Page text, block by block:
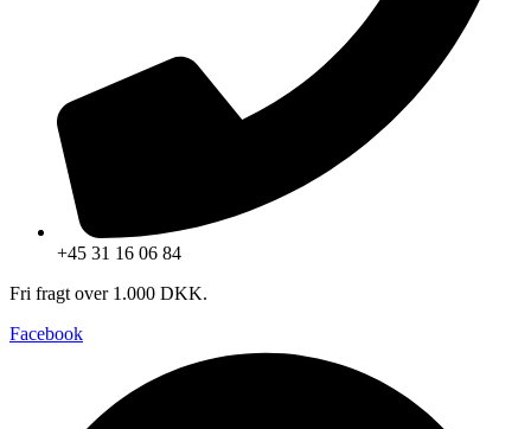
+45 31 16 06 84
Fri fragt over 1.000 DKK.
Facebook